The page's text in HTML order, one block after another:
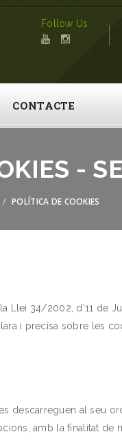
Follow Us
CONTACTE
-
POLÍTICA DE COOKIES
Llei 34/2002, d’11 de
i precisa sobre les
descarreguen al seu
amb la finalitat de